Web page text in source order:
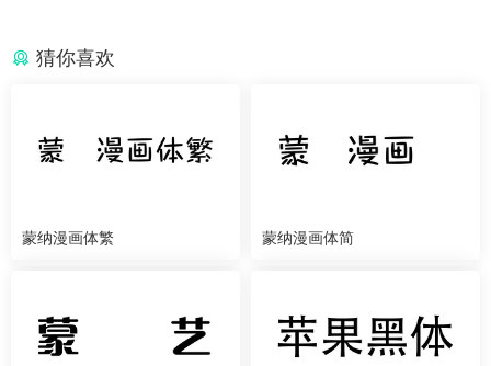
猜你喜欢
蒙纳漫画体繁 蒙纳漫画体简